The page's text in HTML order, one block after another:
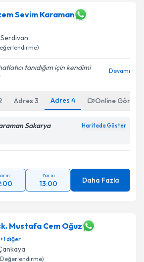
Sevim Karaman
tanıdığım için kendimi
Devamı
Adres 3 Adres 4 Online
Sakarya Haritada Göster
Yarın
13:00 Daha Fazla
Mustafa Cem Oğuz
+1diğer
Değerlendirme)